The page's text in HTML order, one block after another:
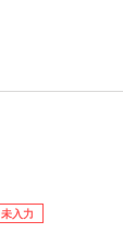
未入力